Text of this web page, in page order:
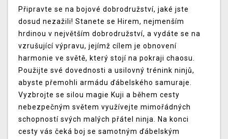
Připravte se na bojové dobrodružství, jaké jste
dosud nezažili! Stanete se Hirem, nejmenším
hrdinou v největším dobrodružství, a vydáte se na
vzrušující výpravu, jejímž cílem je obnovení
harmonie ve světě, který stojí na pokraji chaosu.
Použijte své dovednosti a usilovný trénink ninjů,
abyste přemohli armádu ďábelského samuraje.
Vyzbrojte se silou magie Kuji a během cesty
nebezpečným světem využívejte mimořádných
schopností svých malých přátel ninja. Na konci
cesty vás čeká boj se samotným ďábelským